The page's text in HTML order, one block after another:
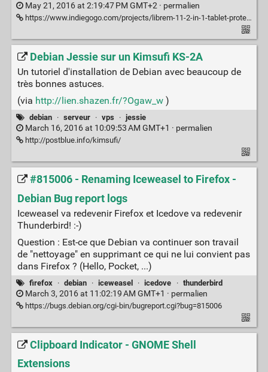
May 21, 2016 at 2:19:47 PM GMT+2 · permalien
https://www.indiegogo.com/projects/librem-11-2-in-1-tablet-protects-your-digital-life#/
Debian Jessie sur un Kimsufi KS-2A
Un tutoriel d'installation de Debian avec beaucoup de
très bonnes astuces.
(via http://lien.shazen.fr/?Ogaw_w)
debian · serveur · vps · jessie
March 16, 2016 at 10:09:53 AM GMT+1 · permalien
http://postblue.info/kimsufi/
#815006 - Renaming Iceweasel to Firefox -
Debian Bug report logs
Iceweasel va redevenir Firefox et Icedove va redevenir
Thunderbird! :-)
Question : Est-ce que Debian va continuer son travail
de "nettoyage" en supprimant ce qui ne lui convient pas
dans Firefox ? (Hello, Pocket, ...)
firefox · debian · iceweasel · icedove · thunderbird
March 3, 2016 at 11:02:19 AM GMT+1 · permalien
https://bugs.debian.org/cgi-bin/bugreport.cgi?bug=815006
Clipboard Indicator - GNOME Shell
Extensions